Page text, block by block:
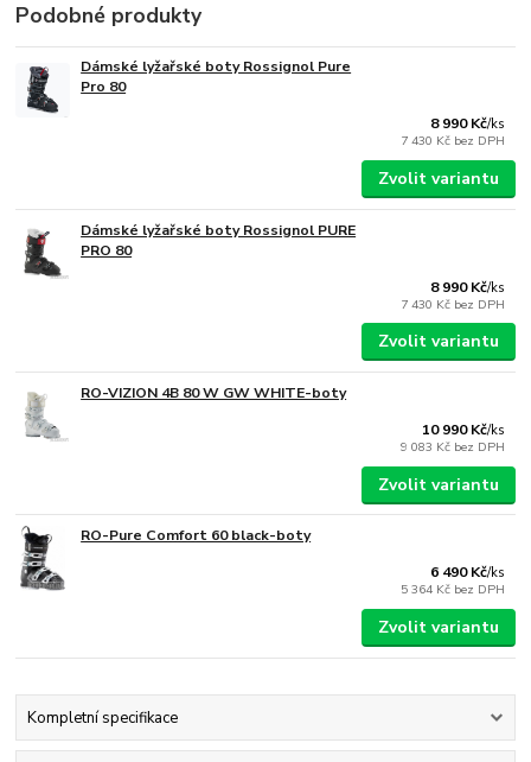
Podobné produkty
Dámské lyžařské boty Rossignol Pure
Pro 80
8 990 Kč/ks
7 430 Kč bez DPH
Zvolit variantu
Dámské lyžařské boty Rossignol PURE
PRO 80
8 990 Kč/ks
7 430 Kč bez DPH
Zvolit variantu
RO-VIZION 4B 80 W GW WHITE-boty
10 990 Kč/ks
9 083 Kč bez DPH
Zvolit variantu
RO-Pure Comfort 60 black-boty
6 490 Kč/ks
5 364 Kč bez DPH
Zvolit variantu
Kompletní specifikace